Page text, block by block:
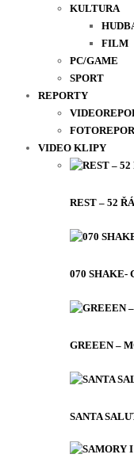
KULTURA
FILM
PC/GAME
SPORT
REPORTY
VIDEO KLIPY
REST – 52
070 SHAKE-
GREEEN –
SANTA